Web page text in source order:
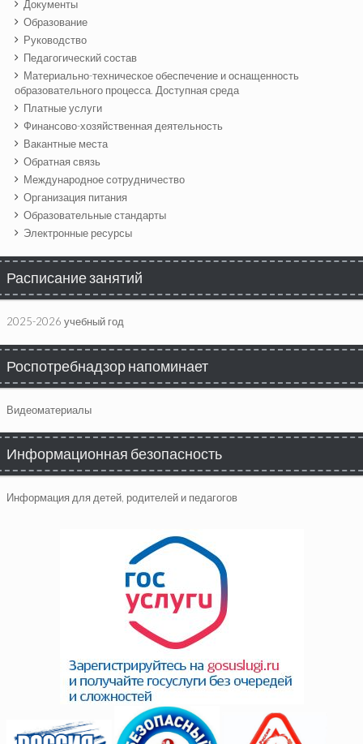
Документы
Образование
Руководство
Педагогический состав
Материально-техническое обеспечение и оснащенность
образовательного процесса. Доступная среда
Платные услуги
Финансово-хозяйственная деятельность
Вакантные места
Обратная связь
Международное сотрудничество
Организация питания
Образовательные стандарты
Электронные ресурсы
Расписание занятий
2025-2026 учебный год
Роспотребнадзор напоминает
Видеоматериалы
Информационная безопасность
Информация для детей, родителей и педагогов